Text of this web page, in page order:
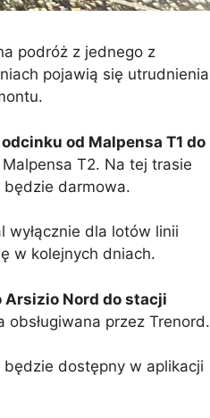
podróż z jednego z
pojawią się utrudnienia
od Malpensa T1 do
T2. Na tej trasie
będzie darmowa.
dla lotów linii
w kolejnych dniach.
Arsizio Nord do stacji
przez Trenord.
będzie dostępny w aplikacji